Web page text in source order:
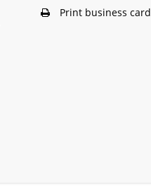
Print business card